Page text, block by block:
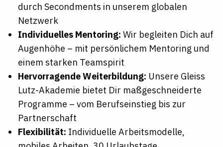
durch Secondments in unserem globalen
Netzwerk
Individuelles Mentoring: Wir begleiten Dich auf
Augenhöhe – mit persönlichem Mentoring und
einem starken Teamspirit
Hervorragende Weiterbildung: Unsere Gleiss
Lutz-Akademie bietet Dir maßgeschneiderte
Programme – vom Berufseinstieg bis zur
Partnerschaft
Flexibilität: Individuelle Arbeitsmodelle,